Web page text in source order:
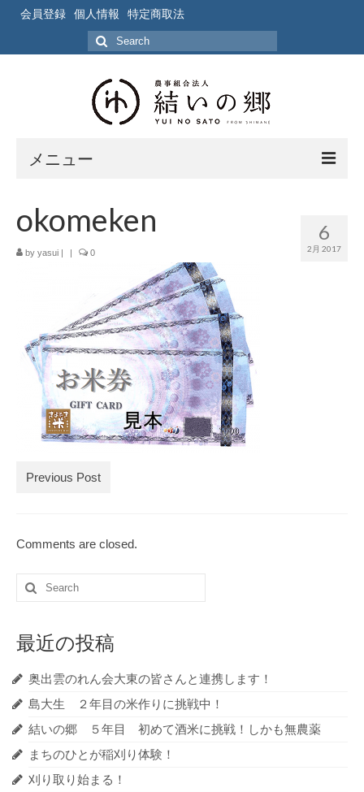
会員登録 個人情報
特定商取法
Search
for:
メニュー
作業風景
ブログ記事の要約一覧
ブログ記事の全記事一覧
お買物
お問合せ
6
2月 2017
okomeken
by yasui | | 0
Previous Post
Comments are closed.
Search
for:
最近の投稿
奥出雲のれん会大東の皆さんと連携します！
島大生 ２年目の米作りに挑戦中！
結いの郷 ５年目 初めて酒米に挑戦！しかも無農薬
まちのひとが稲刈り体験！
刈り取り始まる！